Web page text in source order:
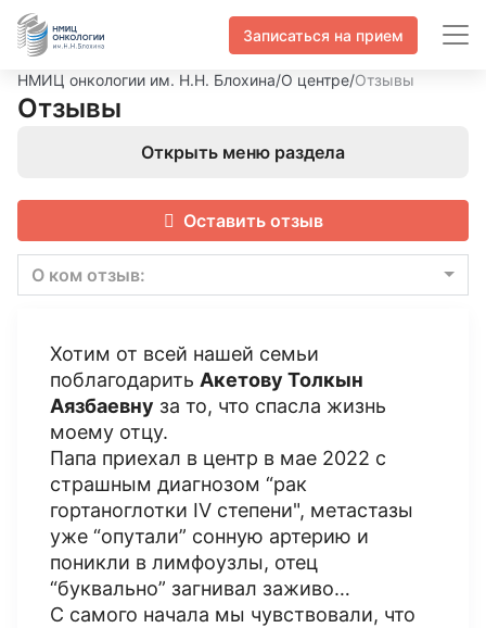
Записаться на прием
НМИЦ онкологии им. Н.Н. Блохина/О центре/Отзывы
Отзывы
Открыть меню раздела
Оставить отзыв
О ком отзыв:
Хотим от всей нашей семьи
поблагодарить Акетову Толкын
Аязбаевну за то, что спасла жизнь
моему отцу.
Папа приехал в центр в мае 2022 с
страшным диагнозом “рак
гортаноглотки IV степени", метастазы
уже “опутали” сонную артерию и
поникли в лимфоузлы, отец
“буквально” загнивал заживо…
С самого начала мы чувствовали, что